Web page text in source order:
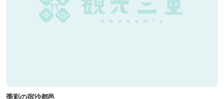
季彩の宿沙都邑